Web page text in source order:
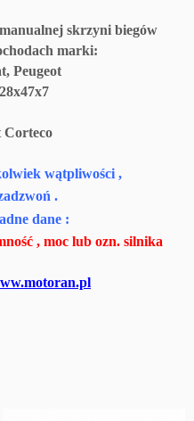
skrzyni biegów
marki:
Peugeot
Corteco
wątpliwości ,
.
dane :
, moc lub ozn. silnika